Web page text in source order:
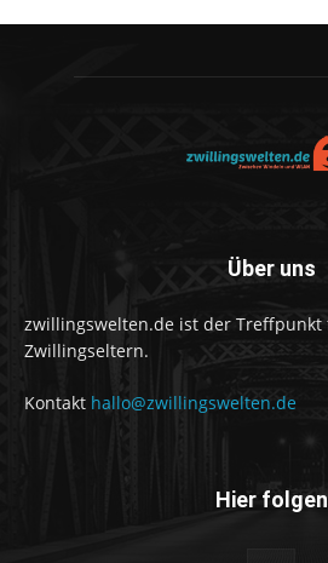
Über uns
zwillingswelten.de ist der Treffpunkt
Zwillingseltern.
Kontakt hallo@zwillingswelten.de
Hier folgen